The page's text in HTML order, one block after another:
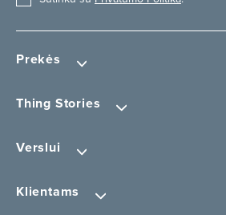
Prekės
Thing Stories
Verslui
Klientams